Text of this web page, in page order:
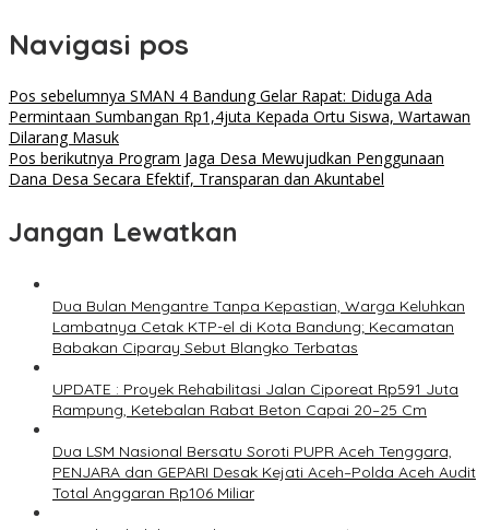
Navigasi pos
Pos sebelumnya SMAN 4 Bandung Gelar Rapat: Diduga Ada
Permintaan Sumbangan Rp1,4juta Kepada Ortu Siswa, Wartawan
Dilarang Masuk
Pos berikutnya Program Jaga Desa Mewujudkan Penggunaan
Dana Desa Secara Efektif, Transparan dan Akuntabel
Jangan Lewatkan
Dua Bulan Mengantre Tanpa Kepastian, Warga Keluhkan
Lambatnya Cetak KTP-el di Kota Bandung; Kecamatan
Babakan Ciparay Sebut Blangko Terbatas
UPDATE : Proyek Rehabilitasi Jalan Ciporeat Rp591 Juta
Rampung, Ketebalan Rabat Beton Capai 20–25 Cm
Dua LSM Nasional Bersatu Soroti PUPR Aceh Tenggara,
PENJARA dan GEPARI Desak Kejati Aceh–Polda Aceh Audit
Total Anggaran Rp106 Miliar